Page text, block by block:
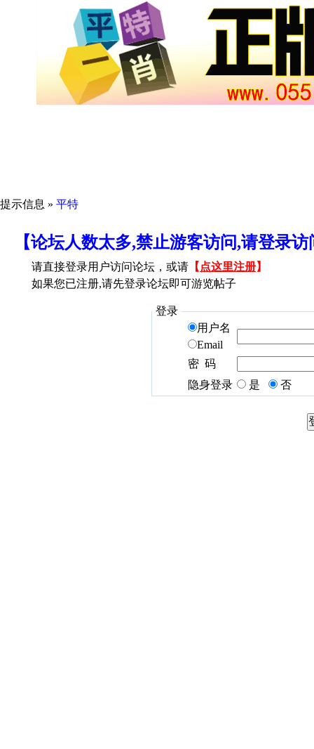
提示信息 » 平特
【论坛人数太多,禁止游客访问,请登录
请直接登录用户访问论坛，或请 【 点这里注册】
如果您已注册,请先登录论坛即可游览帖子
登录
用户名
Email
密 码
隐身登录
是 否